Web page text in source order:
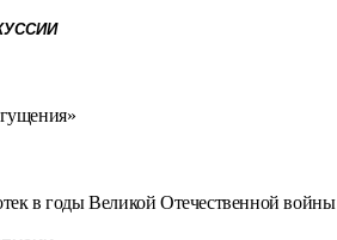
в годы Великой Отечественной войны